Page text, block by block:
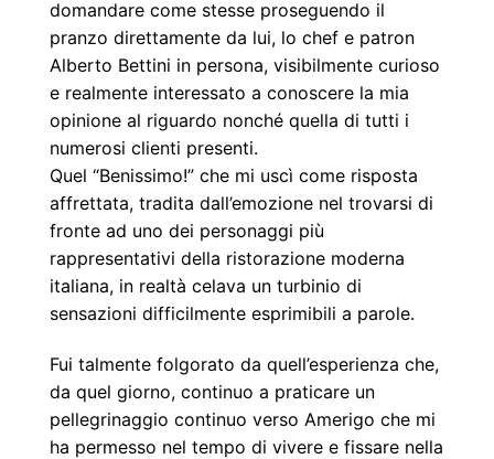
domandare come stesse proseguendo il
pranzo direttamente da lui, lo chef e patron
Alberto Bettini in persona, visibilmente curioso
e realmente interessato a conoscere la mia
opinione al riguardo nonché quella di tutti i
numerosi clienti presenti.
Quel “Benissimo!” che mi uscì come risposta
affrettata, tradita dall’emozione nel trovarsi di
fronte ad uno dei personaggi più
rappresentativi della ristorazione moderna
italiana, in realtà celava un turbinio di
sensazioni difficilmente esprimibili a parole.
Fui talmente folgorato da quell’esperienza che,
da quel giorno, continuo a praticare un
pellegrinaggio continuo verso Amerigo che mi
ha permesso nel tempo di vivere e fissare nella